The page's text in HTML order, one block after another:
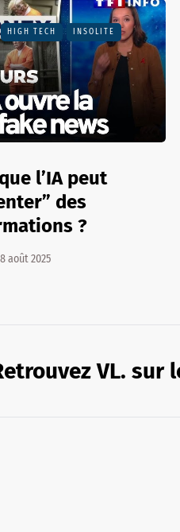
HIGH TECH INSOLITE
l’IA peut
des
?
août 2025
VL. sur